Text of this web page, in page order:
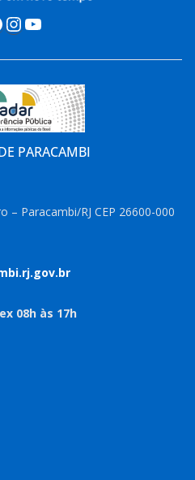
Instagram
Youtube
PARACAMBI
– Paracambi/RJ CEP 26600-000
08h às 17h